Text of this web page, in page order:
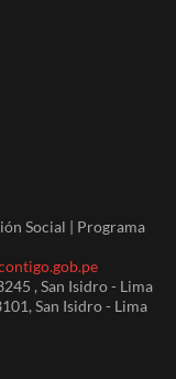
Social | Programa
, San Isidro - Lima
San Isidro - Lima